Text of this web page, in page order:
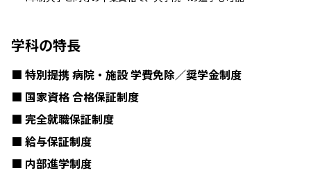
学科の特長
特別提携 病院・施設 学費免除／奨学金制度
国家資格 合格保証制度
完全就職保証制度
給与保証制度
内部進学制度